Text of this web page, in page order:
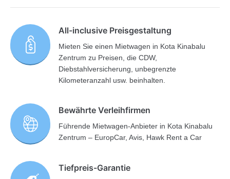
All-inclusive Preisgestaltung
Mieten Sie einen Mietwagen in Kota Kinabalu
Zentrum zu Preisen, die CDW,
Diebstahlversicherung, unbegrenzte
Kilometeranzahl usw. beinhalten.
Bewährte Verleihfirmen
Führende Mietwagen-Anbieter in Kota Kinabalu
Zentrum – EuropCar, Avis, Hawk Rent a Car
Tiefpreis-Garantie